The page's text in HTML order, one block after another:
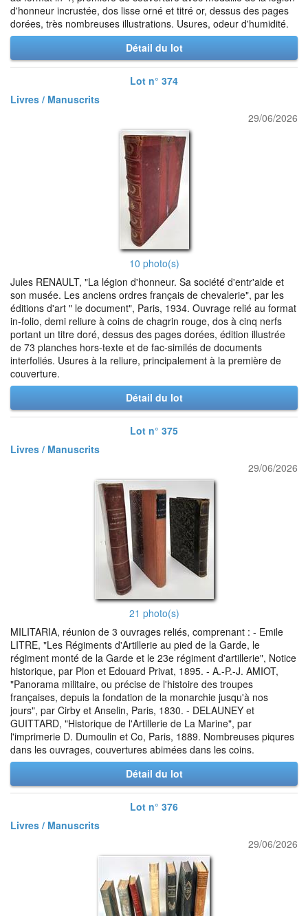
d'honneur incrustée, dos lisse orné et titré or, dessus des pages
dorées, très nombreuses illustrations. Usures, odeur d'humidité.
Détail du lot
Lot n° 374
Livres / Manuscrits
29/06/2026
10 photo(s)
Jules RENAULT, "La légion d'honneur. Sa société d'entr'aide et
son musée. Les anciens ordres français de chevalerie", par les
éditions d'art " le document", Paris, 1934. Ouvrage relié au format
in-folio, demi reliure à coins de chagrin rouge, dos à cinq nerfs
portant un titre doré, dessus des pages dorées, édition illustrée
de 73 planches hors-texte et de fac-similés de documents
interfoliés. Usures à la reliure, principalement à la première de
couverture.
Détail du lot
Lot n° 375
Livres / Manuscrits
29/06/2026
21 photo(s)
MILITARIA, réunion de 3 ouvrages reliés, comprenant : - Emile
LITRE, "Les Régiments d'Artillerie au pied de la Garde, le
régiment monté de la Garde et le 23e régiment d'artillerie", Notice
historique, par Plon et Edouard Privat, 1895. - A.-P.-J. AMIOT,
"Panorama militaire, ou précise de l'histoire des troupes
françaises, depuis la fondation de la monarchie jusqu'à nos
jours", par Cirby et Anselin, Paris, 1830. - DELAUNEY et
GUITTARD, "Historique de l'Artillerie de La Marine", par
l'imprimerie D. Dumoulin et Co, Paris, 1889. Nombreuses piqures
dans les ouvrages, couvertures abimées dans les coins.
Détail du lot
Lot n° 376
Livres / Manuscrits
29/06/2026